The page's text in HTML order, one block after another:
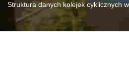
Struktura danych kolejek cyklicznych